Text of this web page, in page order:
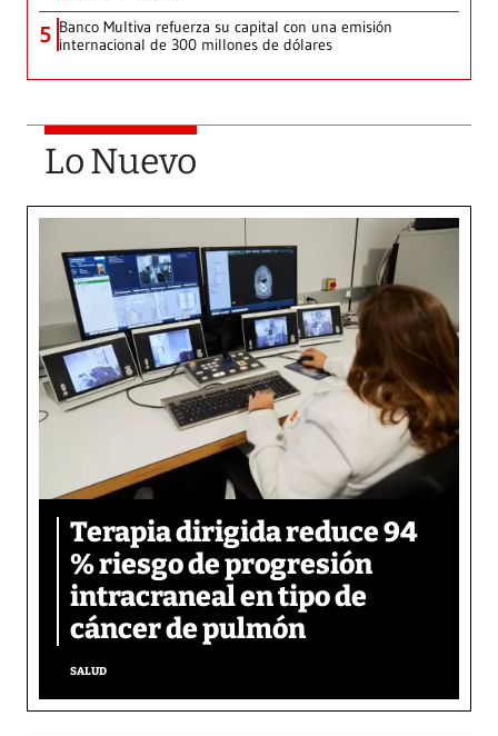
5 Banco Multiva refuerza su capital con una emisión
internacional de 300 millones de dólares
Lo Nuevo
Terapia dirigida reduce 94
% riesgo de progresión
intracraneal en tipo de
cáncer de pulmón
SALUD